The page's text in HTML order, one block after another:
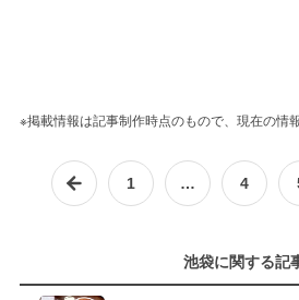
※掲載情報は記事制作時点のもので、現在の情
1 … 4
池袋に関する記